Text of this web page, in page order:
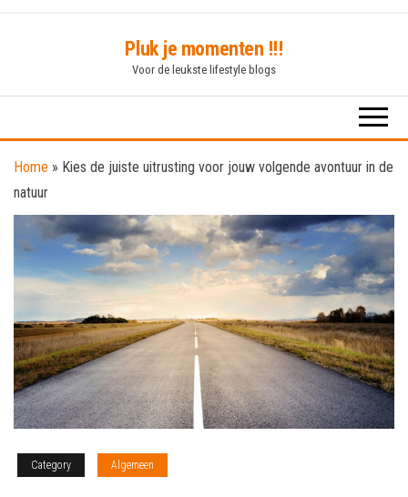
content
Pluk je momenten !!!
Voor de leukste lifestyle blogs
Home » Kies de juiste uitrusting voor jouw volgende avontuur in de
natuur
Category Algemeen